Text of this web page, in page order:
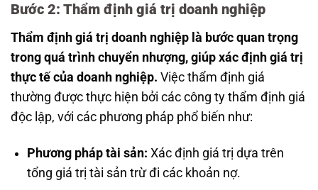
Bước 2: Thẩm định giá trị doanh nghiệp
Thẩm định giá trị doanh nghiệp là bước quan trọng
trong quá trình chuyển nhượng, giúp xác định giá trị
thực tế của doanh nghiệp. Việc thẩm định giá
thường được thực hiện bởi các công ty thẩm định giá
độc lập, với các phương pháp phổ biến như:
Phương pháp tài sản: Xác định giá trị dựa trên
tổng giá trị tài sản trừ đi các khoản nợ.